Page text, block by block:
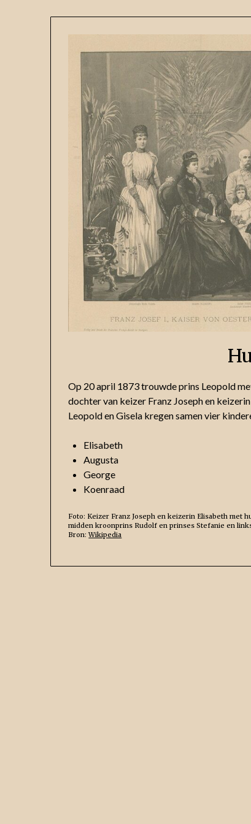
Op 20 april 1873 trouwde prins Leopold
dochter van keizer Franz Joseph en
Leopold en Gisela kregen samen vier
Elisabeth
Augusta
George
Koenraad
Foto: Keizer Franz Joseph en keizerin Elisabeth met
midden kroonprins Rudolf en prinses Stefanie en
Bron:Wikipedia